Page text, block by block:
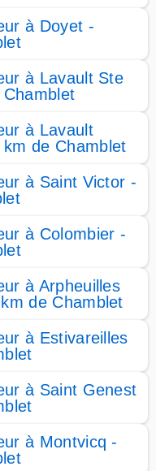
à Doyet -
à Lavault Ste
à Lavault
de Chamblet
à Saint Victor -
à Colombier -
à Arpheuilles
de Chamblet
à Estivareilles
à Saint Genest
à Montvicq -